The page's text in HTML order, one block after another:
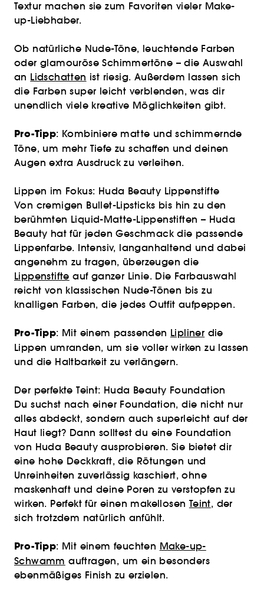
Textur machen sie zum Favoriten vieler Make-
up-Liebhaber.
Ob natürliche Nude-Töne, leuchtende Farben
oder glamouröse Schimmertöne – die Auswahl
an Lidschatten ist riesig. Außerdem lassen sich
die Farben super leicht verblenden, was dir
unendlich viele kreative Möglichkeiten gibt.
Pro-Tipp: Kombiniere matte und schimmernde
Töne, um mehr Tiefe zu schaffen und deinen
Augen extra Ausdruck zu verleihen.
Lippen im Fokus: Huda Beauty Lippenstifte
Von cremigen Bullet-Lipsticks bis hin zu den
berühmten Liquid-Matte-Lippenstiften – Huda
Beauty hat für jeden Geschmack die passende
Lippenfarbe. Intensiv, langanhaltend und dabei
angenehm zu tragen, überzeugen die
Lippenstifte auf ganzer Linie. Die Farbauswahl
reicht von klassischen Nude-Tönen bis zu
knalligen Farben, die jedes Outfit aufpeppen.
Pro-Tipp: Mit einem passenden Lipliner die
Lippen umranden, um sie voller wirken zu lassen
und die Haltbarkeit zu verlängern.
Der perfekte Teint: Huda Beauty Foundation
Du suchst nach einer Foundation, die nicht nur
alles abdeckt, sondern auch superleicht auf der
Haut liegt? Dann solltest du eine Foundation
von Huda Beauty ausprobieren. Sie bietet dir
eine hohe Deckkraft, die Rötungen und
Unreinheiten zuverlässig kaschiert, ohne
maskenhaft und deine Poren zu verstopfen zu
wirken. Perfekt für einen makellosen Teint, der
sich trotzdem natürlich anfühlt.
Pro-Tipp: Mit einem feuchten Make-up-
Schwamm auftragen, um ein besonders
ebenmäßiges Finish zu erzielen.